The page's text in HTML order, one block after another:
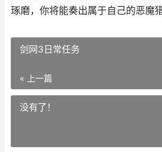
琢磨，你将能奏出属于自己的恶魔
剑网3日常任务
« 上一篇
没有了！